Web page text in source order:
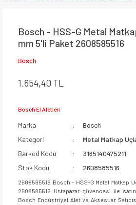
Bosch - HSS-G Metal
mm 5'li Paket 2608585516
Bosch
1.654,40 TL
Bosch El Aletleri
Marka
Bosch
Kategori
Metal Matkap
Barkod Kodu
3165140475211
Stok Kodu
2608585516
2608585516 Bosch - HSS-G Metal Matkap
2608585516 Ustapazar güvencesi ile
Bosch Endüstriyel Alet ve Aksesuar